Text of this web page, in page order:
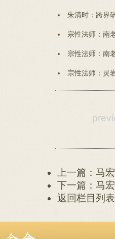
朱清时：跨界
宗性法师：南
宗性法师：南
宗性法师：灵
上一篇：马
下一篇：马
返回栏目列表